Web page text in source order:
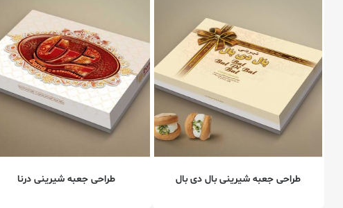
طراحی جعبه شیرینی بال دی بال طراحی جعبه شیرینی درنا